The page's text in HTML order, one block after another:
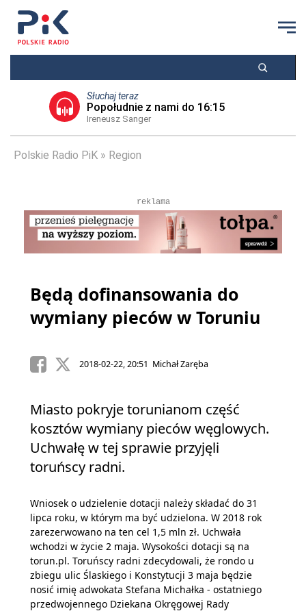
Słuchaj teraz
Popołudnie z nami do 16:15
Ireneusz Sanger
Polskie Radio PiK Region
reklama
Będą dofinansowania do
wymiany pieców w Toruniu
2018-02-22, 20:51 Michał Zaręba
Miasto pokryje torunianom część
kosztów wymiany pieców węglowych.
Uchwałę w tej sprawie przyjęli
toruńscy radni.
Wniosek o udzielenie dotacji należy składać do 31
lipca roku, w którym ma być udzielona. W 2018 rok
zarezerwowano na ten cel 1,5 mln zł. Uchwała
wchodzi w życie 2 maja. Wysokości dotacji są na
torun.pl. Toruńscy radni zdecydowali, że rondo u
zbiegu ulic Ślaskiego i Konstytucji 3 maja będzie
nosić imię adwokata Stefana Michałka - ostatniego
przedwojennego Dziekana Okręgowej Rady